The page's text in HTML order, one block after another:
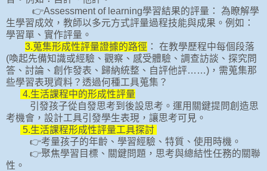
👉Assessment of learning學習結果的評量： 為瞭解學
生學習成效，教師以多元方式評量過程技能與成果。例如：
學習單、實作評量。
3.蒐集形成性評量證據的路徑 ： 在教學歷程中每個段落
(喚起先備知識或經驗、觀察、感受體驗、調查訪談、探究問
答、討論、創作發表、歸納統整、自評他評……)，需蒐集那
些學習表現資料？透過何種工具蒐集？
4.生活課程中的形成性評量
引發孩子從自發思考到後設思考。運用關鍵提問創造思
考機會，設計工具引發學生表現，讓思考可見。
5.生活課程形成性評量工具探討
👉考量孩子的年齡、學習經驗、特質、使用時機。
👉聚焦學習目標、關鍵問題，思考與總結性任務的關聯
性。